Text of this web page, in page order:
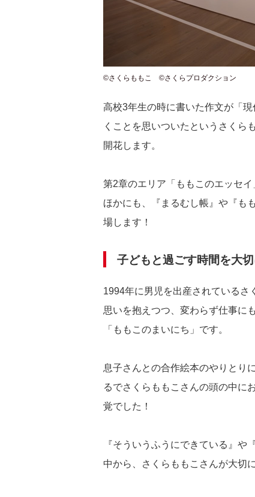
©さくらももこ ©さくらプロダクション
高校3年生の時に書いた作文が「
くことを思いついたというさくら
開花します。
第2章のエリア「ももこのエッセ
ほかにも、『まるむし帳』や『も
場します！
子どもと過ごす時間を大
1994年に男児を出産されているさ
思いを抱えつつ、変わらず仕事に
「ももこのまいにち」です。
息子さんとの合作絵本のやりとり
るでさくらももこさんの頭の中に
覚でした！
『そういうふうにできている』
中から、さくらももこさんが大切